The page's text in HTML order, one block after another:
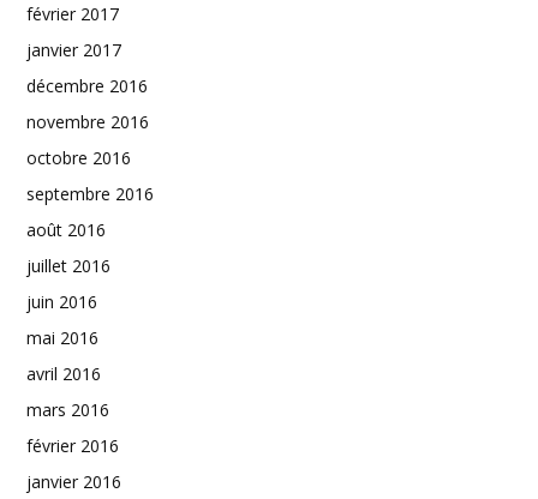
février 2017
janvier 2017
décembre 2016
novembre 2016
octobre 2016
septembre 2016
août 2016
juillet 2016
juin 2016
mai 2016
avril 2016
mars 2016
février 2016
janvier 2016